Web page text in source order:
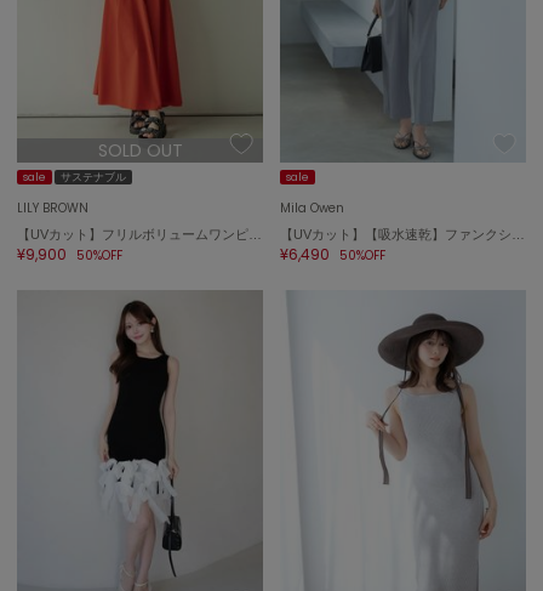
SOLD OUT
sale サステナブル
LILY BROWN
¥9,900 50%OFF
sale
Mila Owen
¥6,490 50%OFF